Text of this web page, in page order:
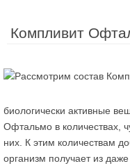
Компливит
биологически активные
Офтальмо в количествах,
них. К этим количествам
организм получает из